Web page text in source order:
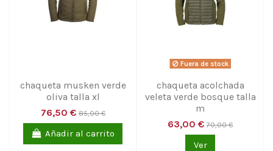
chaqueta musken verde
oliva talla xl
76,50 €85,00 €
Añadir al carrito
Fuera de stock
chaqueta acolchada
veleta verde bosque talla
m
63,00 € 70,00 €
Ver